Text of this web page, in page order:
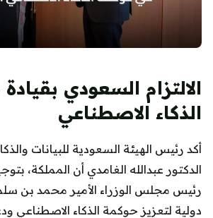
الالتزام السعودي
الذكاء الاصطناعي
أكد رئيس الهيئة السعودية للبيانات
الدكتور عبدالله الغامدي أن المملكة،
رئيس مجلس الوزراء الأمير محمد بن
دولية لتعزيز حوكمة الذكاء الاصطناعي